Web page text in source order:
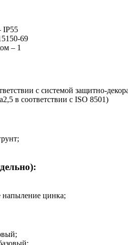
IP55
69
– 1
с системой защитно-
в соответствии с ISO 8501)
напыление цинка;